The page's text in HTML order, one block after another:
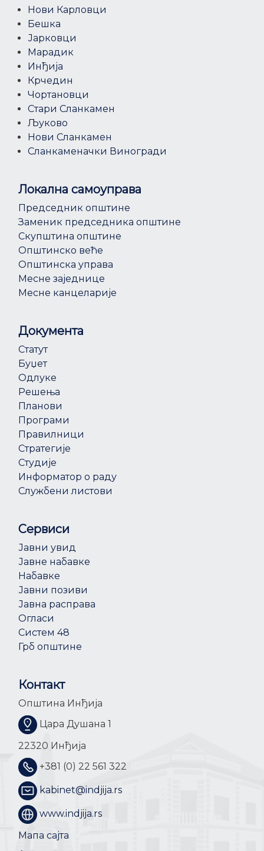
Нови Карловци
Бешка
Јарковци
Марадик
Инђија
Крчедин
Чортановци
Стари Сланкамен
Љуково
Нови Сланкамен
Сланкаменачки Виногради
Локална самоуправа
Председник општине
Заменик председника општине
Скупштина општине
Општинско веће
Општинска управа
Месне заједнице
Месне канцеларије
Документа
Статут
Буџет
Одлуке
Решења
Планови
Програми
Правилници
Стратегије
Студије
Информатор о раду
Службени листови
Сервиси
Јавни увид
Јавне набавке
Набавке
Јавни позиви
Јавна расправа
Огласи
Систем 48
Грб општине
Контакт
Општина Инђија
Цара Душана 1
22320 Инђија
+381 (0) 22 561 322
kabinet@indjija.rs
www.indjija.rs
Мапа сајта